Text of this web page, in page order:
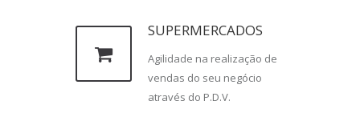
SUPERMERCADOS
Agilidade na realização de
vendas do seu negócio
através do P.D.V.